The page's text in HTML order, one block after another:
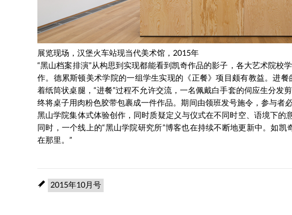
展览现场，汉堡火车站现当代美术馆，2015年
“黑山档案排演”从构思到实现都能看到凯奇作品的影子，各大艺术院校
作。德累斯顿美术学院的一组学生实现的《正餐》项目颇有教益。进
着纸筒状桌腿，“进餐”过程不允许交流，一名佩戴白手套的伺应生分发
终将桌子用肉粉色胶带包裹成一件作品。期间由领班发号施令，参与者
黑山学院集体式体验创作，同时质疑定义与仪式在不同时空、语境下的
同时，一个线上的“黑山学院研究所”博客也在持续不断地更新中。如
在那里。”
2015年10月号